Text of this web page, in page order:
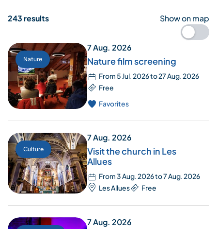
243 results Show on map
Nature
7 Aug. 2026
Nature film screening
From 5 Jul. 2026 to 27 Aug. 2026
Free
Favorites
Culture
7 Aug. 2026
Visit the church in Les
Allues
From 3 Aug. 2026 to 7 Aug. 2026
Les Allues
Free
7 Aug. 2026